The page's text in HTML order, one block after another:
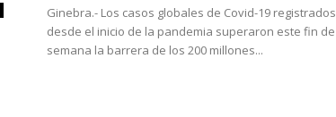
Ginebra.- Los casos globales de Covid-19 registrados
desde el inicio de la pandemia superaron este fin de
semana la barrera de los 200 millones...